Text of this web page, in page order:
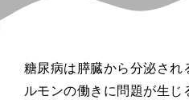
糖尿病は膵臓から分泌さ
ルモンの働きに問題が生